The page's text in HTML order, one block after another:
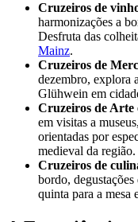
Cruzeiros de
harmonizações a
Desfruta das
Mainz.
Cruzeiros de
dezembro, explora
Glühwein em
Cruzeiros de Arte
em visitas a
orientadas por
medieval da região.
Cruzeiros de
bordo,
quinta para a mesa